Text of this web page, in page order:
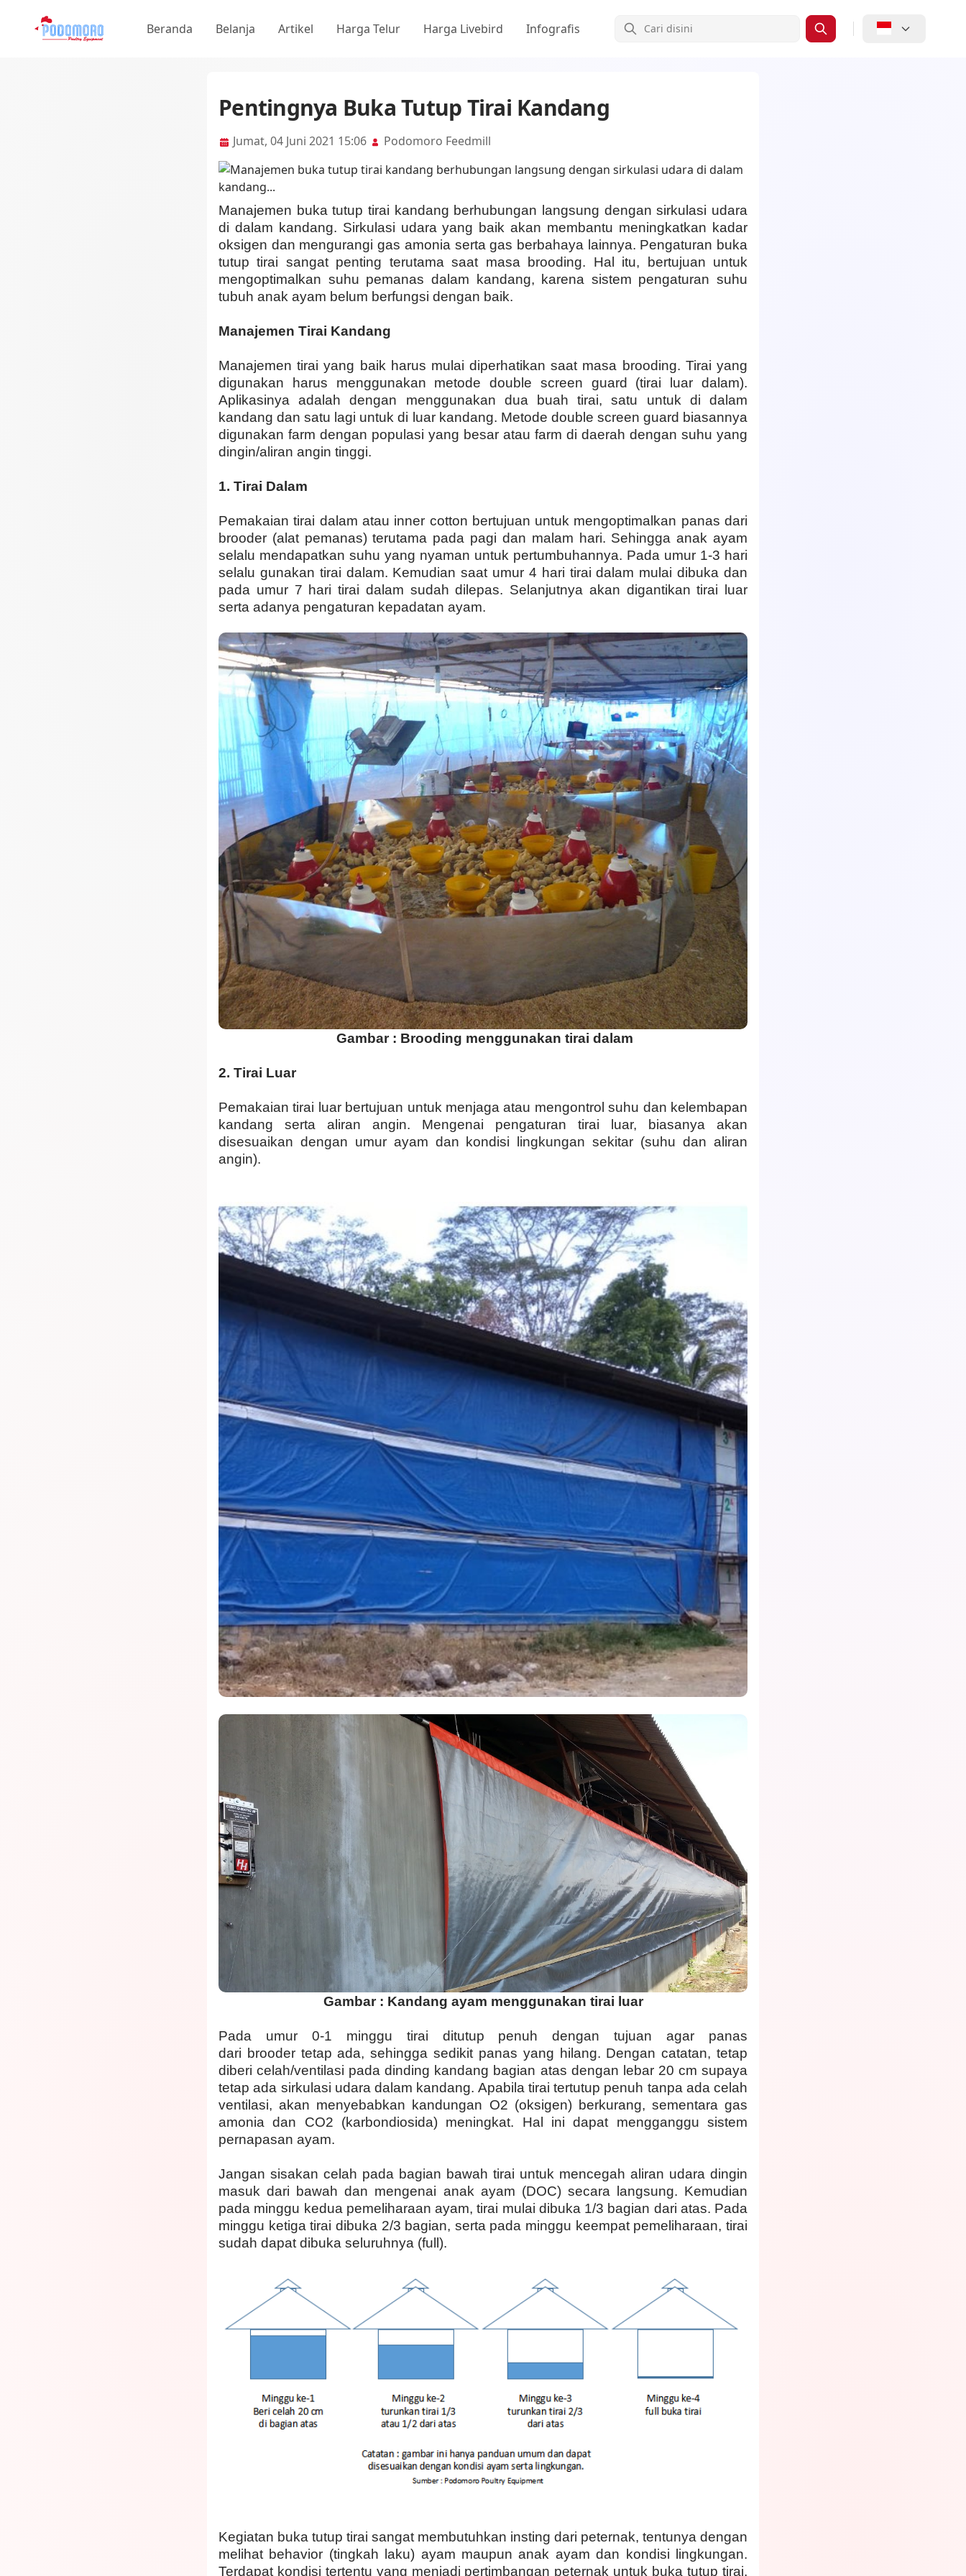
Cari
Beranda Belanja Artikel Harga Telur Harga Livebird Infografis
Pentingnya Buka Tutup Tirai Kandang
Jumat, 04 Juni 2021 15:06 Podomoro Feedmill
Manajemen buka tutup tirai kandang berhubungan langsung dengan sirkulasi udara
di dalam kandang. Sirkulasi udara yang baik akan membantu meningkatkan kadar
oksigen dan mengurangi gas amonia serta gas berbahaya lainnya. Pengaturan buka
tutup tirai sangat penting terutama saat masa brooding. Hal itu, bertujuan untuk
mengoptimalkan suhu pemanas dalam kandang, karena sistem pengaturan suhu
tubuh anak ayam belum berfungsi dengan baik.
Manajemen Tirai Kandang
Manajemen tirai yang baik harus mulai diperhatikan saat masa brooding. Tirai yang
digunakan harus menggunakan metode double screen guard (tirai luar dalam).
Aplikasinya adalah dengan menggunakan dua buah tirai, satu untuk di dalam
kandang dan satu lagi untuk di luar kandang. Metode double screen guard biasannya
digunakan farm dengan populasi yang besar atau farm di daerah dengan suhu yang
dingin/aliran angin tinggi.
1. Tirai Dalam
Pemakaian tirai dalam atau inner cotton bertujuan untuk mengoptimalkan panas dari
brooder (alat pemanas) terutama pada pagi dan malam hari. Sehingga anak ayam
selalu mendapatkan suhu yang nyaman untuk pertumbuhannya. Pada umur 1-3 hari
selalu gunakan tirai dalam. Kemudian saat umur 4 hari tirai dalam mulai dibuka dan
pada umur 7 hari tirai dalam sudah dilepas. Selanjutnya akan digantikan tirai luar
serta adanya pengaturan kepadatan ayam.
Gambar : Brooding menggunakan tirai dalam
2. Tirai Luar
Pemakaian tirai luar bertujuan untuk menjaga atau mengontrol suhu dan kelembapan
kandang serta aliran angin. Mengenai pengaturan tirai luar, biasanya akan
disesuaikan dengan umur ayam dan kondisi lingkungan sekitar (suhu dan aliran
angin).
Gambar : Kandang ayam menggunakan tirai luar
Pada umur 0-1 minggu tirai ditutup penuh dengan tujuan agar panas
dari brooder tetap ada, sehingga sedikit panas yang hilang. Dengan catatan, tetap
diberi celah/ventilasi pada dinding kandang bagian atas dengan lebar 20 cm supaya
tetap ada sirkulasi udara dalam kandang. Apabila tirai tertutup penuh tanpa ada celah
ventilasi, akan menyebabkan kandungan O2 (oksigen) berkurang, sementara gas
amonia dan CO2 (karbondiosida) meningkat. Hal ini dapat mengganggu sistem
pernapasan ayam.
Jangan sisakan celah pada bagian bawah tirai untuk mencegah aliran udara dingin
masuk dari bawah dan mengenai anak ayam (DOC) secara langsung. Kemudian
pada minggu kedua pemeliharaan ayam, tirai mulai dibuka 1/3 bagian dari atas. Pada
minggu ketiga tirai dibuka 2/3 bagian, serta pada minggu keempat pemeliharaan, tirai
sudah dapat dibuka seluruhnya (full).
Kegiatan buka tutup tirai sangat membutuhkan insting dari peternak, tentunya dengan
melihat behavior (tingkah laku) ayam maupun anak ayam dan kondisi lingkungan.
Terdapat kondisi tertentu yang menjadi pertimbangan peternak untuk buka tutup tirai,